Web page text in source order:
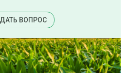
ВОПРОС